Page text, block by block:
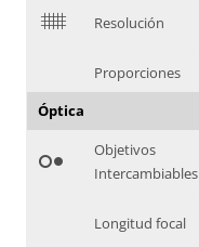
$ Resolución
Proporciones
Óptica
hdr_weak
Objetivos
Intercambiables
Longitud focal